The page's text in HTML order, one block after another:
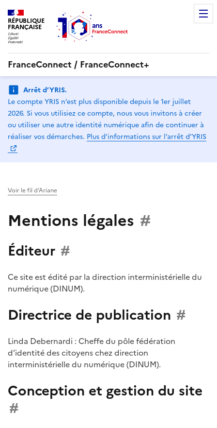
RÉPUBLIQUE
FRANÇAISE
FranceConnect / FranceConnect+
Arrêt d’YRIS.
Le compte YRIS n’est plus disponible depuis le 1er juillet
2026. Si vous utilisiez ce compte, nous vous invitons à créer
ou utiliser une autre identité numérique afin de continuer à
réaliser vos démarches. Plus d’informations sur l’arrêt d’YRIS
Voir le fil d'Ariane
Mentions légales #
Éditeur #
Ce site est édité par la direction interministérielle du
numérique (DINUM).
Directrice de publication #
Linda Debernardi : Cheffe du pôle fédération
d’identité des citoyens chez direction
interministérielle du numérique (DINUM).
Conception et gestion du site
#